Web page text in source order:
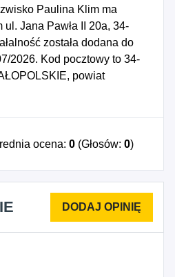
Paulina Klim ma
Jana Pawła II 20a, 34-
została dodana do
2026. Kod pocztowy to 34-
powiat
Podatkowej NIP to
gospodarczej
kosmetyczna.
ocena: 0 (Głosów: 0)